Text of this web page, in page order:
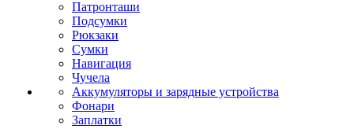
Патронташи
Подсумки
Рюкзаки
Сумки
Навигация
Чучела
Аккумуляторы и зарядные устройства
Фонари
Заплатки